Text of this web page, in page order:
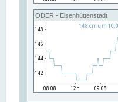
ODER - Eisenhüttenstadt